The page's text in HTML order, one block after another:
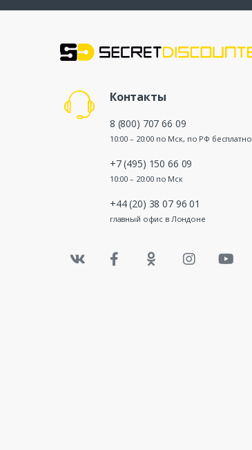
Контакты
8 (800) 707 66 09
10:00 – 20:00 по Мск, по РФ бесплатно
+7 (495) 150 66 09
10:00 – 20:00 по Мск
+44 (20) 38 07 96 01
главный офис в Лондоне